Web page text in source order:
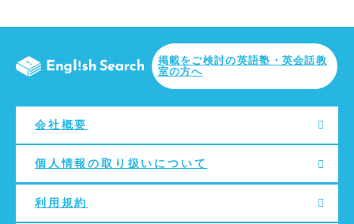
掲載をご検討の英語塾・英会話教
室の方へ
会社概要
個人情報の取り扱いについて
利用規約